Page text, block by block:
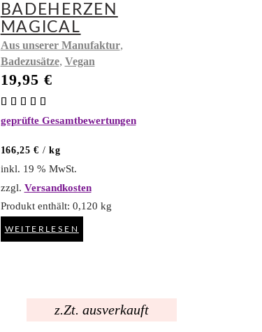
BADEHERZEN
MAGICAL
Aus unserer Manufaktur,
Badezusätze, Vegan
19,95€
5.00
geprüfte Gesamtbewertungen
166,25€ /kg
inkl. 19 % MwSt.
zzgl. Versandkosten
Produkt enthält: 0,120 kg
WEITERLESEN
z.Zt. ausverkauft